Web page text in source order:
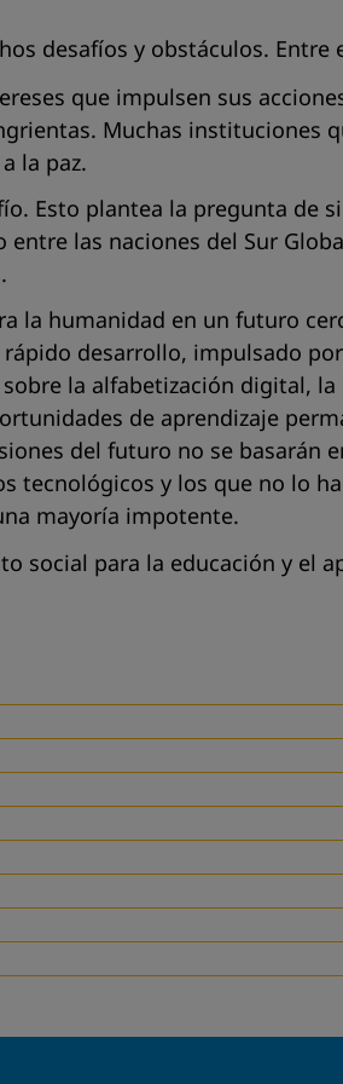
desafíos y obstáculos. Entre
que impulsen sus
Muchas instituciones
la paz.
Esto plantea la pregunta de
las naciones del Sur
la humanidad en un futuro
desarrollo, impulsado
la alfabetización digital,
de aprendizaje
del futuro no se basarán
tecnológicos y los que no lo
mayoría impotente.
social para la educación y el